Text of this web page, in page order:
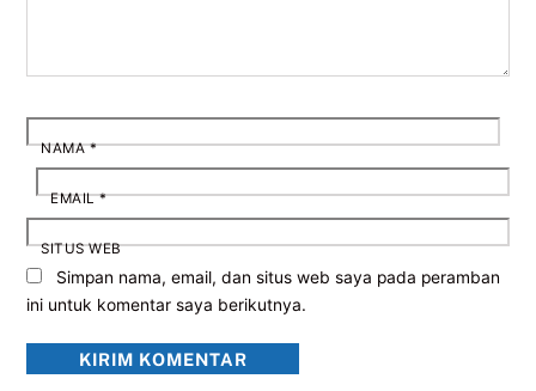
NAMA*
EMAIL*
SITUS WEB
Simpan nama, email, dan situs web saya pada peramban
ini untuk komentar saya berikutnya.